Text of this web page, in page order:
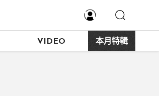
VIDEO 本月特輯